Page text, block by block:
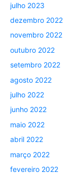
julho 2023
dezembro 2022
novembro 2022
outubro 2022
setembro 2022
agosto 2022
julho 2022
junho 2022
maio 2022
abril 2022
março 2022
fevereiro 2022